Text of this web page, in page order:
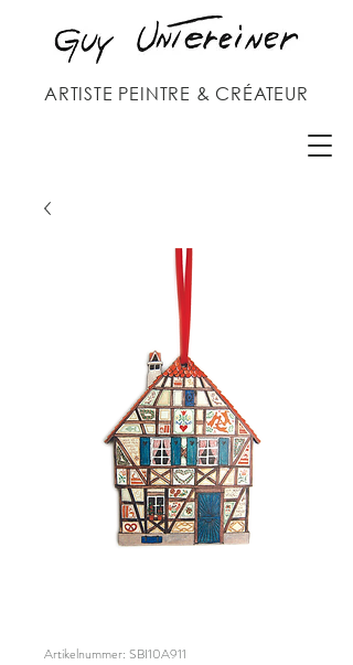
ARTISTE PEINTRE & CRÉATEUR
Artikelnummer: SBI10A911